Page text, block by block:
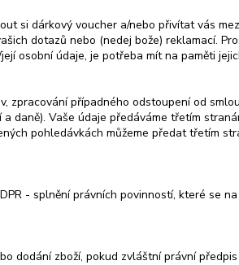
si dárkový voucher a/nebo přivítat vás
dotazů nebo (nedej bože) reklamací.
osobní údaje, je potřeba mít na paměti
zpracování případného odstoupení od
daně). Vaše údaje předáváme třetím
pohledávkách můžeme předat třetím
- splnění právních povinností, které se
dodání zboží, pokud zvláštní právní předpis